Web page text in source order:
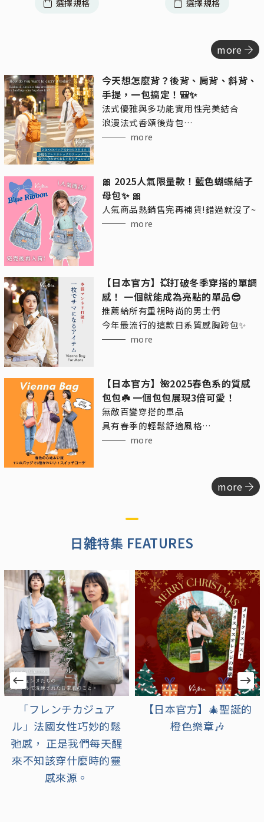
選擇規格 選擇規格
more
今天想怎麼背？後背、肩背、斜背、
手提，一包搞定！🎒✨
法式優雅與多功能實用性完美結合
浪漫法式香頌後背包
讓你的日常搭配更加自由！
more
🎀 2025人氣限量款！藍色蝴蝶結子
母包✨ 🎀
人氣商品熱銷售完再補貨!錯過就沒了~
more
【日本官方】💥打破冬季穿搭的單調
感！ 一個就能成為亮點的單品😎
推薦給所有重視時尚的男士們
今年最流行的這款日系質感胸跨包✨
more
【日本官方】🌺2025春色系的質感
包包☘️ 一個包包展現3倍可愛！
無敵百變穿搭的單品
具有春季的輕鬆舒適風格
又帶點精緻的成熟休閒感
more
more
日雑特集 FEATURES
【日本官方】🎄聖誕的
橙色樂章🎶
【日本官方】充滿可愛
與溫馨的浪漫季節到